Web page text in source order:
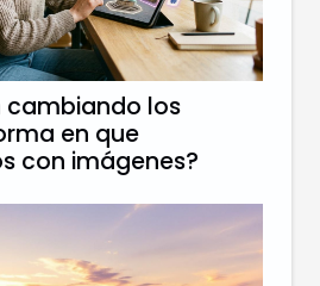
cambiando los
en que
con imágenes?